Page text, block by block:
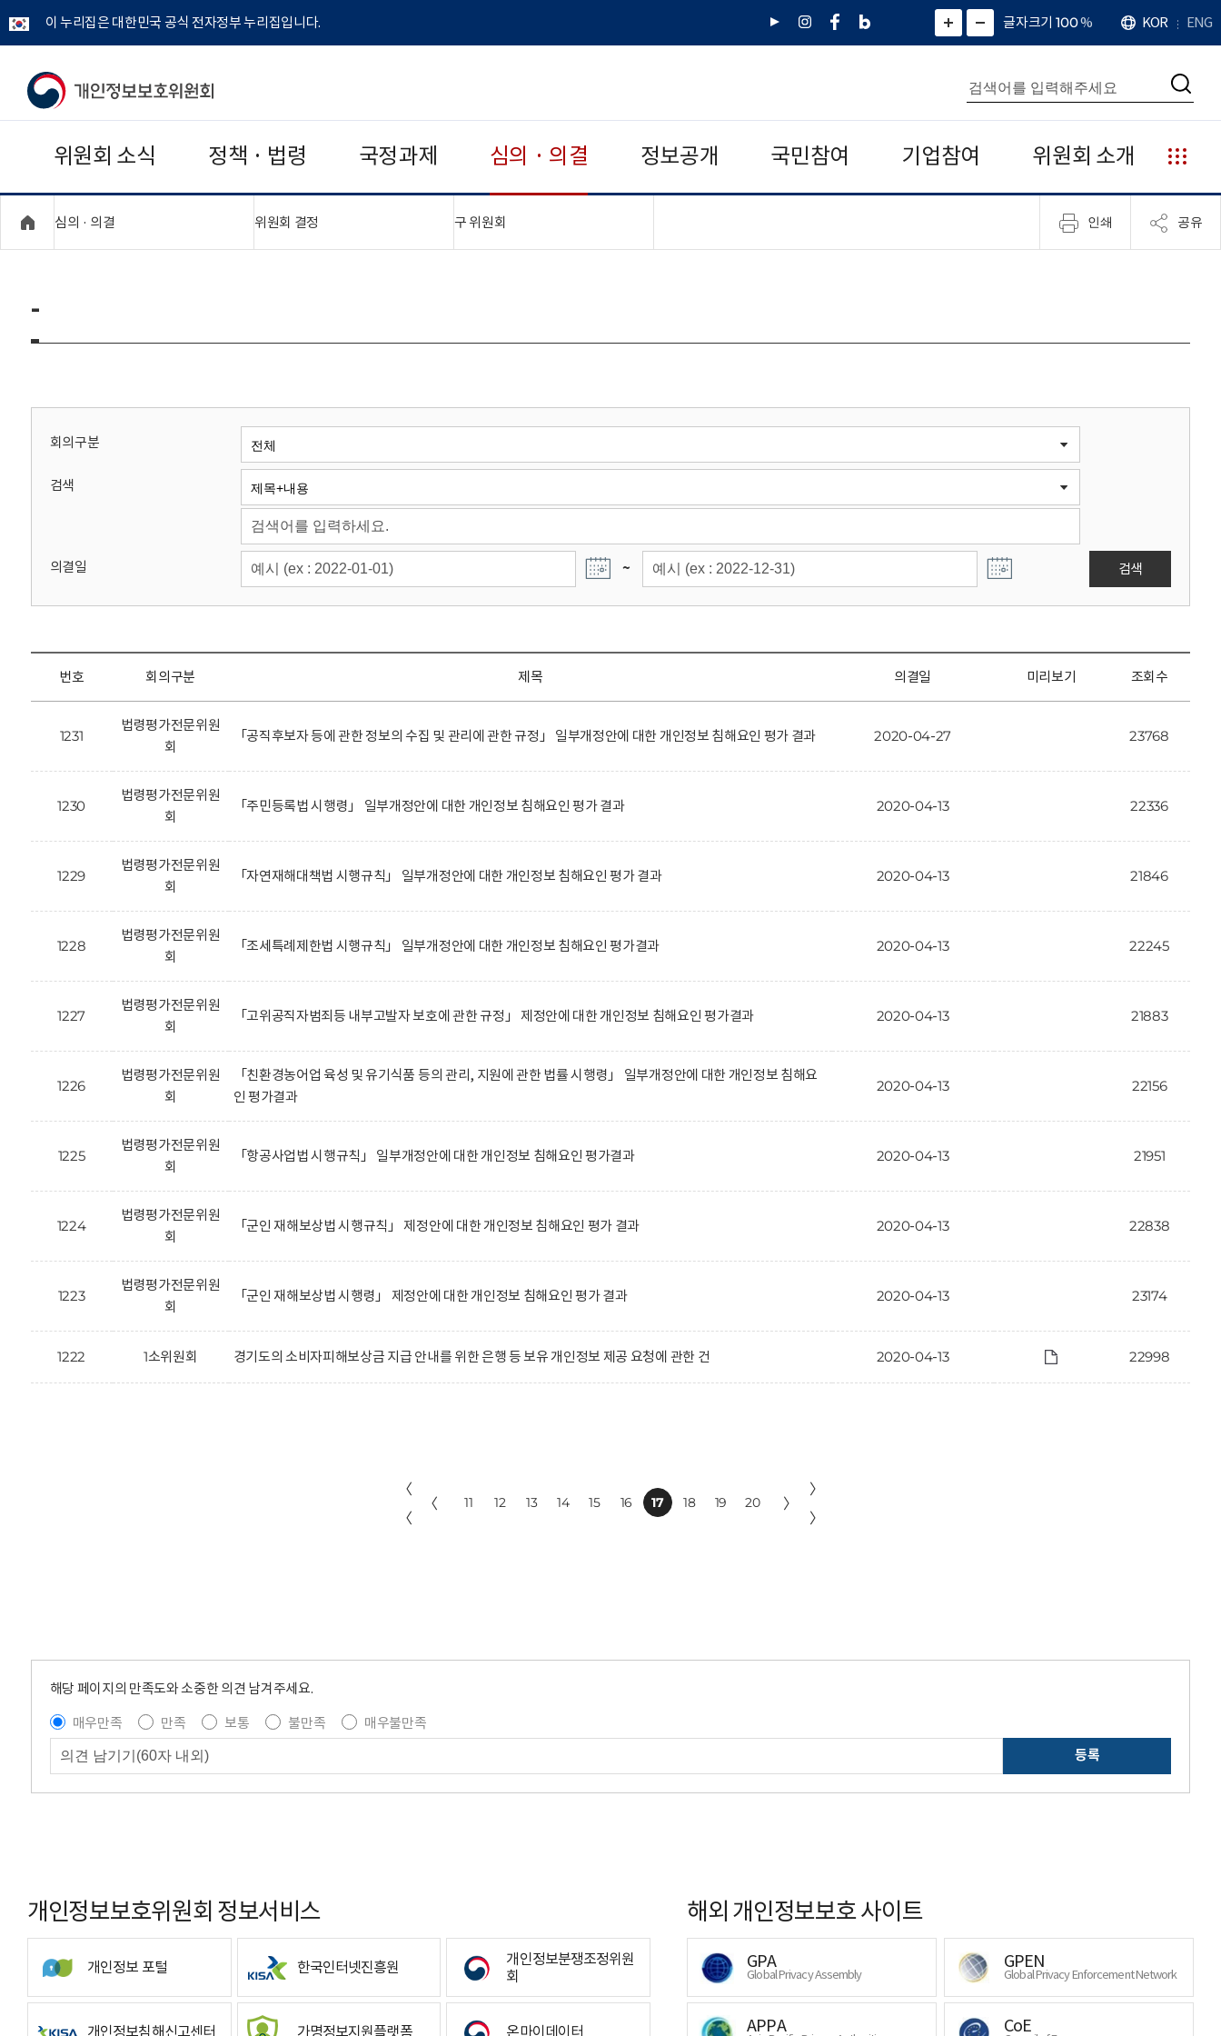
이 누리집은 대한민국 공식 전자정부 누리집입니다.
유
인
페
네
그
)
화
면
면
소
확
대
치
글자크기 100%
언
어
KOR ENG
개
보
보
위
회
통
합
검
색
검
위원회 소식 정책 · 법령 국정과제 심의 · 의결 정보공개 국민참여 기업참여 위원회 소개
누
리
집
안
심의 · 의결 위원회 결정 구 위원회 인쇄 공유
-
회의구분
검색
의결일 ~ 검색
번호 회의구분 제목 의결일 미리보기 조회수
1231
법령평가전문위원
회
「공직후보자 등에 관한 정보의 수집 및 관리에 관한 규정」 일부개정안에 대한 개인정보 침해요인 평가 결과 2020-04-27 23768
1230
법령평가전문위원
회
「주민등록법 시행령」 일부개정안에 대한 개인정보 침해요인 평가 결과 2020-04-13 22336
1229
법령평가전문위원
회
「자연재해대책법 시행규칙」 일부개정안에 대한 개인정보 침해요인 평가 결과 2020-04-13 21846
1228
법령평가전문위원
회
「조세특례제한법 시행규칙」 일부개정안에 대한 개인정보 침해요인 평가결과 2020-04-13 22245
1227
법령평가전문위원
회
「고위공직자범죄등 내부고발자 보호에 관한 규정」 제정안에 대한 개인정보 침해요인 평가결과 2020-04-13 21883
1226
법령평가전문위원
회
「친환경농어업 육성 및 유기식품 등의 관리, 지원에 관한 법률 시행령」 일부개정안에 대한 개인정보 침해요
인 평가결과
2020-04-13 22156
1225
법령평가전문위원
회
「항공사업법 시행규칙」 일부개정안에 대한 개인정보 침해요인 평가결과 2020-04-13 21951
1224
법령평가전문위원
회
「군인 재해보상법 시행규칙」 제정안에 대한 개인정보 침해요인 평가 결과 2020-04-13 22838
1223
법령평가전문위원
회
「군인 재해보상법 시행령」 제정안에 대한 개인정보 침해요인 평가 결과 2020-04-13 23174
1222 1소위원회 경기도의 소비자피해보상금 지급 안내를 위한 은행 등 보유 개인정보 제공 요청에 관한 건 2020-04-13 22998
〈
〈
〈 11 12 13 14 15 16 17 18 19 20 〉
〉
〉
해당 페이지의 만족도와 소중한 의견 남겨주세요.
매우만족
만족 보통 불만족
매우불만족
등록
개인정보보호위원회 정보서비스
개인정보 포털 한국인터넷진흥원
개인정보분쟁조정위원
회
개인정보침해신고센터 가명정보지원플랫폼 온마이데이터
해외 개인정보보호 사이트
GPA
Global Privacy Assembly
GPEN
Global Privacy Enforcement Network
APPA CoE